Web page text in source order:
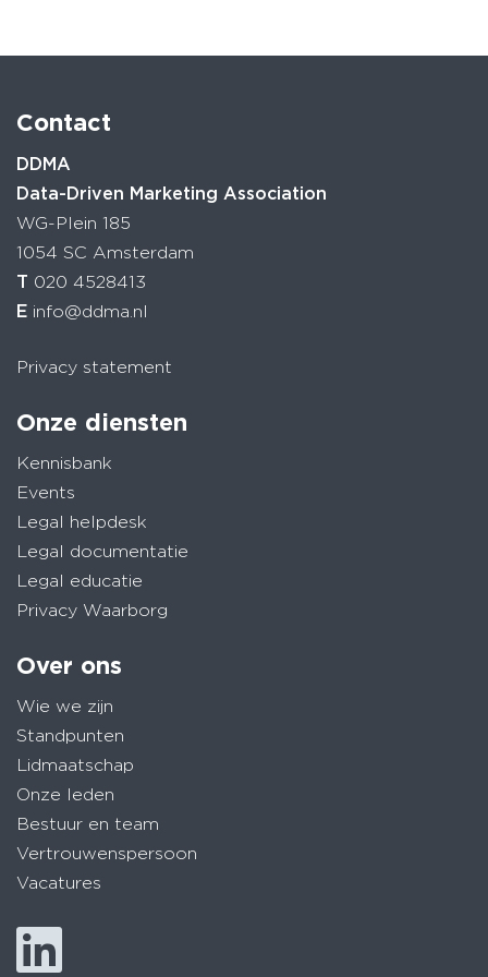
Contact
DDMA
Data-Driven Marketing Association
WG-Plein 185
1054 SC Amsterdam
T 020 4528413
E info@ddma.nl
Privacy statement
Onze diensten
Kennisbank
Events
Legal helpdesk
Legal documentatie
Legal educatie
Privacy Waarborg
Over ons
Wie we zijn
Standpunten
Lidmaatschap
Onze leden
Bestuur en team
Vertrouwenspersoon
Vacatures